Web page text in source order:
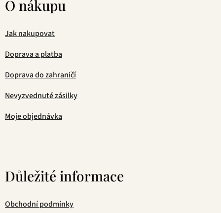
O nákupu
Jak nakupovat
Doprava a platba
Doprava do zahraničí
Nevyzvednuté zásilky
Moje objednávka
Důležité informace
Obchodní podmínky